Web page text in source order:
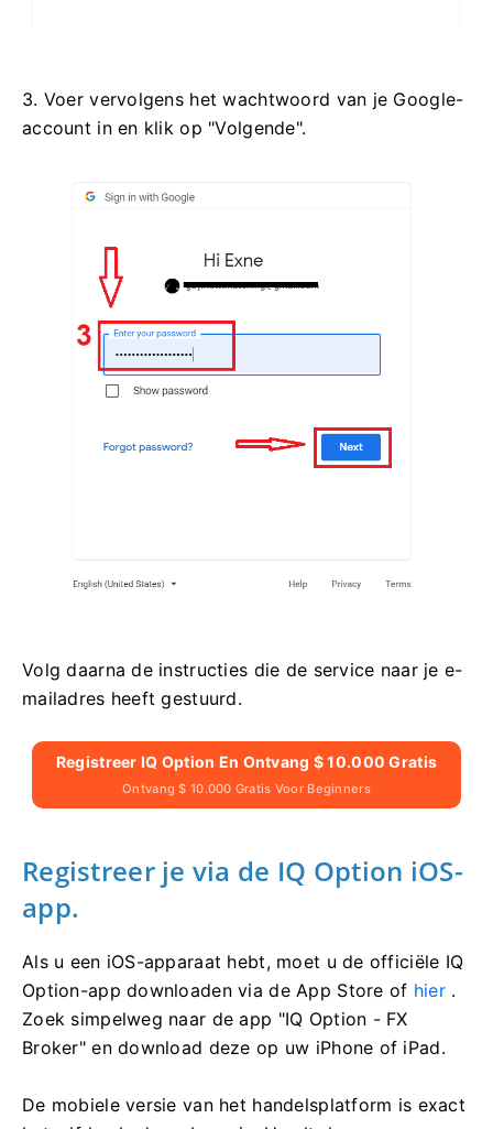
3. Voer vervolgens het wachtwoord van je Google-
account in en klik op "Volgende".
Volg daarna de instructies die de service naar je e-
mailadres heeft gestuurd.
Registreer IQ Option En Ontvang $ 10.000 Gratis
Ontvang $ 10.000 Gratis Voor Beginners
Registreer je via de IQ Option iOS-
app.
Als u een iOS-apparaat hebt, moet u de officiële IQ
Option-app downloaden via de App Store of hier.
Zoek simpelweg naar de app "IQ Option - FX
Broker" en download deze op uw iPhone of iPad.
De mobiele versie van het handelsplatform is exact